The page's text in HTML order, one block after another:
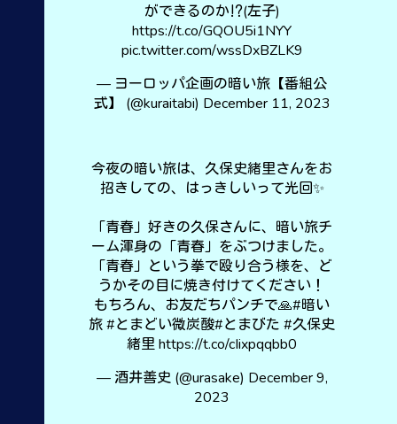
ができるのか⁉︎(左子)
https://t.co/GQOU5i1NYY
pic.twitter.com/wssDxBZLK9
— ヨーロッパ企画の暗い旅【番組公
式】 (@kuraitabi) December 11, 2023
今夜の暗い旅は、久保史緒里さんをお
招きしての、はっきしいって光回✨
「青春」好きの久保さんに、暗い旅チ
ーム渾身の「青春」をぶつけました。
「青春」という拳で殴り合う様を、ど
うかその目に焼き付けてください！
もちろん、お友だちパンチで🙏#暗い
旅#とまどい微炭酸#とまびた #久保史
緒里https://t.co/cIixpqqbb0
— 酒井善史 (@urasake) December 9,
2023